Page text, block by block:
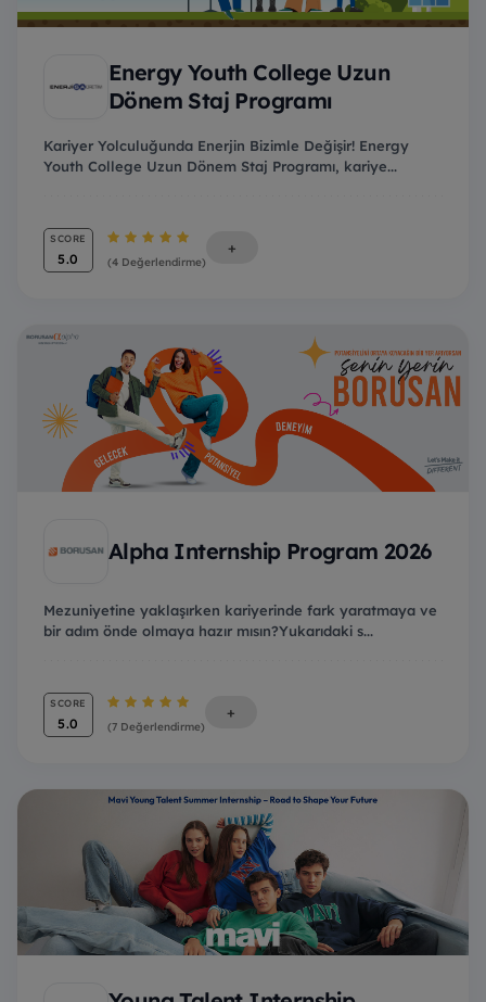
Energy Youth College Uzun
Dönem Staj Programı
Kariyer Yolculuğunda Enerjin Bizimle Değişir! Energy
Youth College Uzun Dönem Staj Programı, kariye...
SCORE
5.0 (4 Değerlendirme)
+
Alpha Internship Program 2026
Mezuniyetine yaklaşırken kariyerinde fark yaratmaya ve
bir adım önde olmaya hazır mısın?Yukarıdaki s...
SCORE
5.0 (7 Değerlendirme)
+